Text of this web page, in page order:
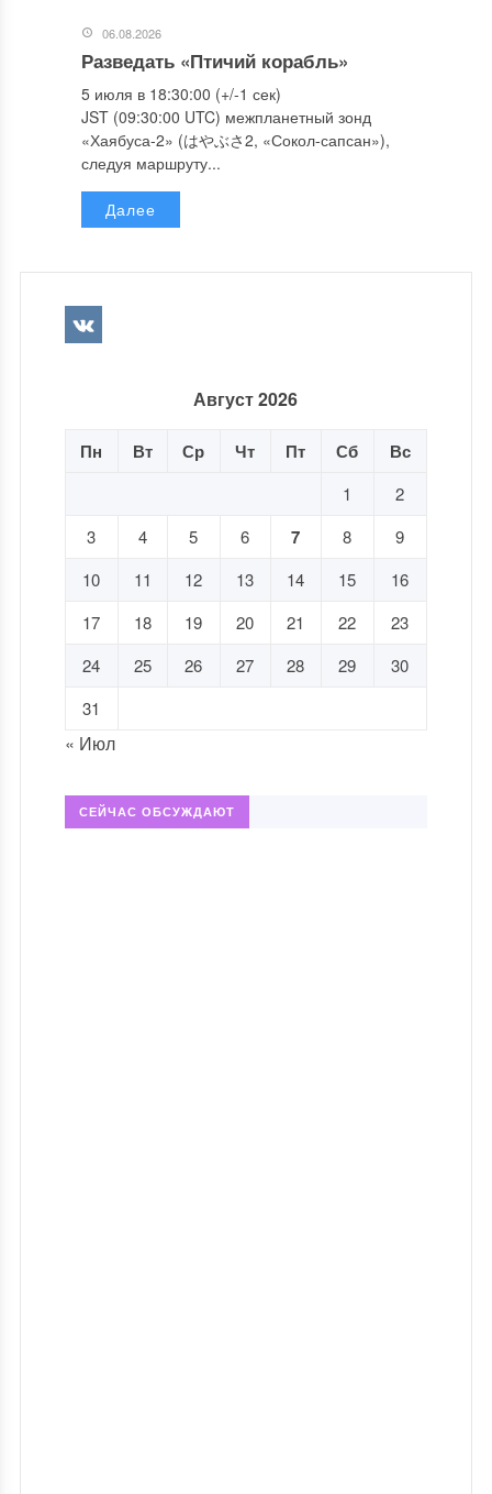
06.08.2026
Разведать «Птичий корабль»
5 июля в 18:30:00 (+/-1 сек)
JST (09:30:00 UTC) межпланетный зонд
«Хаябуса-2» (はやぶさ2, «Сокол-сапсан»),
следуя маршруту...
Далее
Август 2026
Пн Вт Ср Чт Пт Сб Вс
1
2
3
4 5 6 7 8
9
10
11 12 13 14 15
16
17
18 19 20 21 22
23
24
25 26 27 28 29
30
31
« Июл
СЕЙЧАС ОБСУЖДАЮТ